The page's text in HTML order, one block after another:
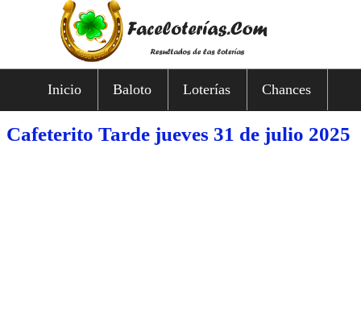
Inicio Baloto Loterías Chances
Cafeterito Tarde jueves 31 de julio 2025